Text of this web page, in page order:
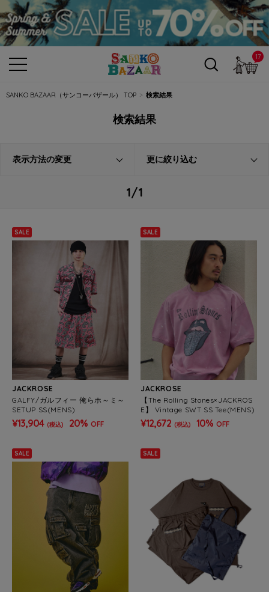
17カ
SANKO BAZAAR（サンコーバザール） TOP 検索結果
検索結果
表示方法の変更 更に絞り込む
1/1
SALE
JACKROSE
GALFY/ガルフィー 俺らホ～ミ～
SETUP SS(MENS)
¥13,904 (税込) 20% OFF
SALE
JACKROSE
【The Rolling Stones×JACKROS
E】 Vintage SWT SS Tee(MENS)
¥12,672 (税込) 10% OFF
SALE SALE